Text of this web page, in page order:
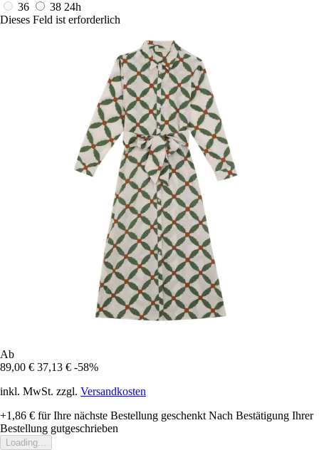
36 38 24h
Dieses Feld ist erforderlich
Ab
89,00 € 37,13 € -58%
inkl. MwSt. zzgl. Versandkosten
+1,86 € für Ihre nächste Bestellung geschenkt Nach Bestätigung Ihrer
Bestellung gutgeschrieben
Loading...